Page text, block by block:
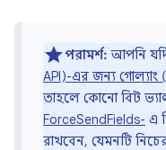
পরামর্শ: আপনি
API)-এর জন্য গোল্যাং
তাহলে কোনো বিট
ForceSendFields- এ
রাখবেন, যেমনটি